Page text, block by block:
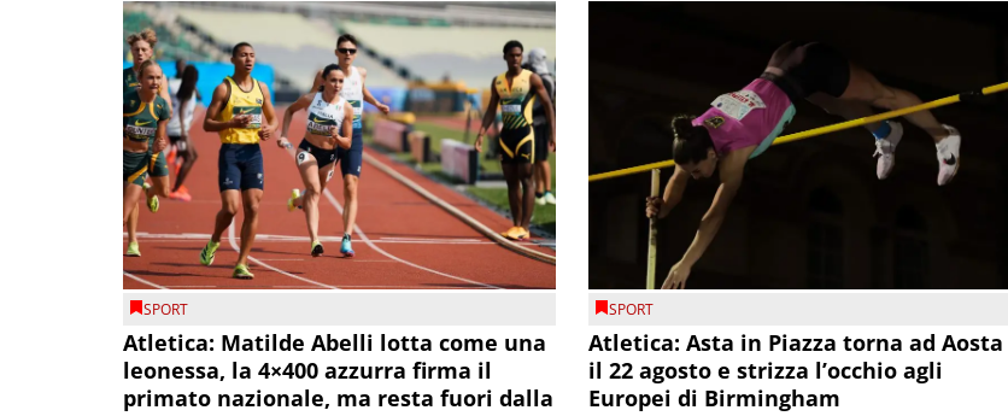
SPORT
Atletica: Matilde Abelli lotta come una
leonessa, la 4×400 azzurra firma il
primato nazionale, ma resta fuori dalla
SPORT
Atletica: Asta in Piazza torna ad Aosta
il 22 agosto e strizza l’occhio agli
Europei di Birmingham